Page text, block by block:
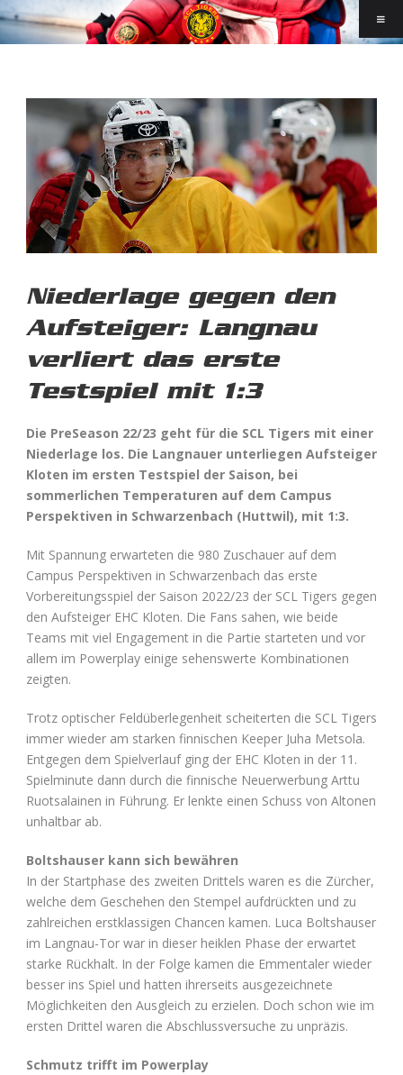
Niederlage gegen den
Aufsteiger: Langnau
verliert das erste
Testspiel mit 1:3
Die PreSeason 22/23 geht für die SCL Tigers mit einer
Niederlage los. Die Langnauer unterliegen Aufsteiger
Kloten im ersten Testspiel der Saison, bei
sommerlichen Temperaturen auf dem Campus
Perspektiven in Schwarzenbach (Huttwil), mit 1:3.
Mit Spannung erwarteten die 980 Zuschauer auf dem
Campus Perspektiven in Schwarzenbach das erste
Vorbereitungsspiel der Saison 2022/23 der SCL Tigers gegen
den Aufsteiger EHC Kloten. Die Fans sahen, wie beide
Teams mit viel Engagement in die Partie starteten und vor
allem im Powerplay einige sehenswerte Kombinationen
zeigten.
Trotz optischer Feldüberlegenheit scheiterten die SCL Tigers
immer wieder am starken finnischen Keeper Juha Metsola.
Entgegen dem Spielverlauf ging der EHC Kloten in der 11.
Spielminute dann durch die finnische Neuerwerbung Arttu
Ruotsalainen in Führung. Er lenkte einen Schuss von Altonen
unhaltbar ab.
Boltshauser kann sich bewähren
In der Startphase des zweiten Drittels waren es die Zürcher,
welche dem Geschehen den Stempel aufdrückten und zu
zahlreichen erstklassigen Chancen kamen. Luca Boltshauser
im Langnau-Tor war in dieser heiklen Phase der erwartet
starke Rückhalt. In der Folge kamen die Emmentaler wieder
besser ins Spiel und hatten ihrerseits ausgezeichnete
Möglichkeiten den Ausgleich zu erzielen. Doch schon wie im
ersten Drittel waren die Abschlussversuche zu unpräzis.
Schmutz trifft im Powerplay